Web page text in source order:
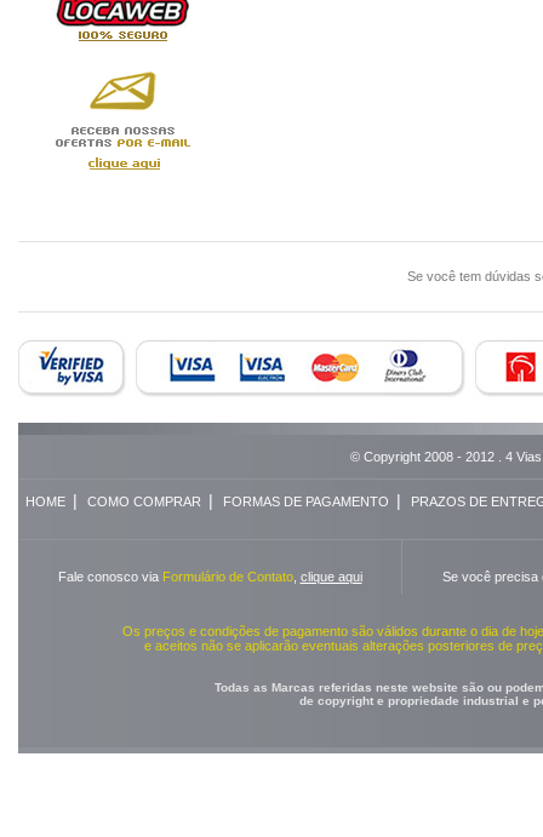
Se você tem dúvidas
© Copyright 2008 - 2012 . 4
HOME| COMO COMPRAR | FORMAS DE PAGAMENTO | PRAZOS DE
Fale conosco via Formulário de Contato, clique aqui Se você precisa
Os preços e condições de pagamento são válidos durante o dia de
e aceitos não se aplicarão eventuais alterações posteriores de
Todas as Marcas referidas neste website são ou
de copyright e propriedade industrial e